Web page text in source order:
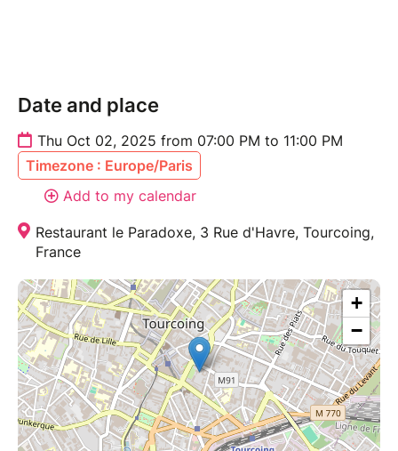
sein.
Réservez vite vos places et soutenez une belle cause
en participant à cette soirée artistique et caritative !
Date and place
Thu Oct 02, 2025 from 07:00 PM to 11:00 PM
Timezone : Europe/Paris
Add to my calendar
Restaurant le Paradoxe, 3 Rue d'Havre, Tourcoing,
France
+
−